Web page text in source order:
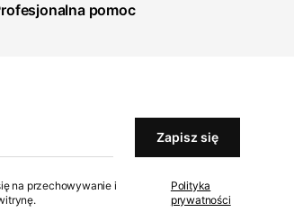
pomoc
Zapisz się
na przechowywanie i
Polityka
prywatności